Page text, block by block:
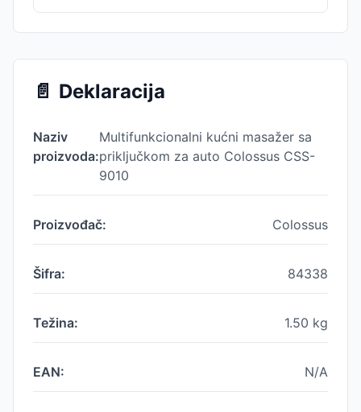
📄 Deklaracija
Naziv
proizvoda:
Multifunkcionalni kućni masažer sa
priključkom za auto Colossus CSS-
9010
Proizvođač: Colossus
Šifra: 84338
Težina: 1.50 kg
EAN: N/A